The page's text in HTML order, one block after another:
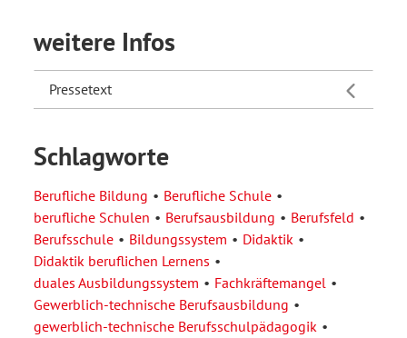
weitere Infos
Pressetext
Schlagworte
Berufliche Bildung
Berufliche Schule
berufliche Schulen
Berufsausbildung
Berufsfeld
Berufsschule
Bildungssystem
Didaktik
Didaktik beruflichen Lernens
duales Ausbildungssystem
Fachkräftemangel
Gewerblich-technische Berufsausbildung
gewerblich-technische Berufsschulpädagogik